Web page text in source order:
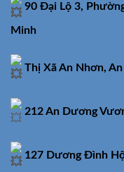
90 Đại Lộ 3,
Minh
Thị Xã An Nhơn,
212 An Dương
127 Dương Đình